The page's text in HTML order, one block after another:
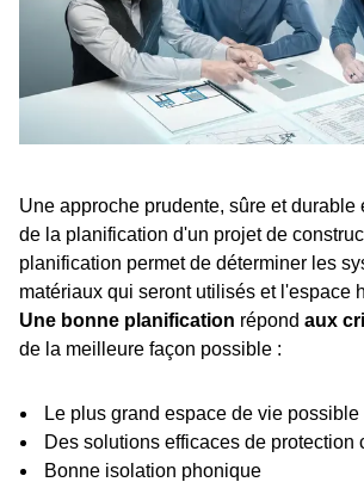
Une approche prudente, sûre et durable
de la planification d'un projet de
planification permet de déterminer les
matériaux qui seront utilisés et l'espace
Une bonne planification répond aux
de la meilleure façon possible :
Le plus grand espace de vie
Des solutions efficaces de protection
Bonne isolation phonique